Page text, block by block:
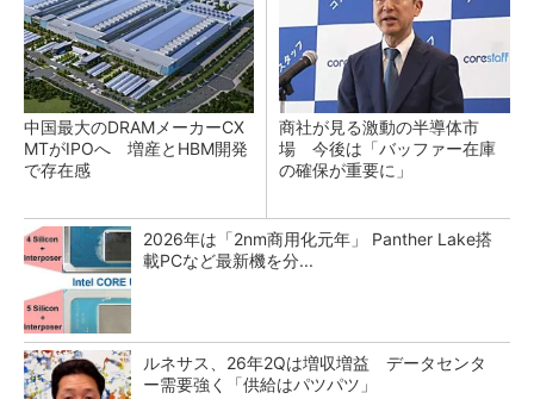
中国最大のDRAMメーカーCX
MTがIPOへ 増産とHBM開発
で存在感
商社が見る激動の半導体市
場 今後は「バッファー在庫
の確保が重要に」
2026年は「2nm商用化元年」 Panther Lake搭
載PCなど最新機を分...
ルネサス、26年2Qは増収増益 データセンタ
ー需要強く「供給はパツパツ」